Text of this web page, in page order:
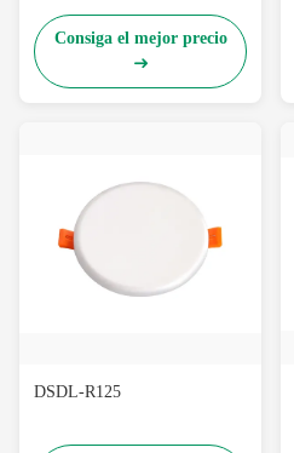
Consiga el mejor precio
DSDL-R125